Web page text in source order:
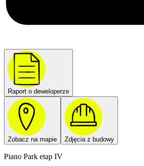
Raport o deweloperze
Zobacz na mapie Zdjęcia z budowy
Piano Park etap IV